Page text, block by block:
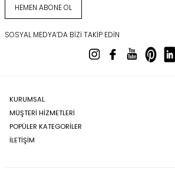
HEMEN ABONE OL
SOSYAL MEDYA’DA BIZI TAKIP EDIN
KURUMSAL
MÜŞTERI HIZMETLERI
POPÜLER KATEGORILER
İLETİŞİM